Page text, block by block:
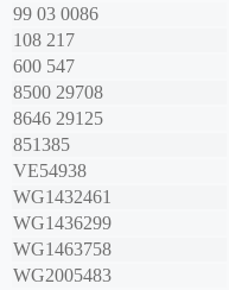
99 03 0086
108 217
600 547
8500 29708
8646 29125
851385
VE54938
WG1432461
WG1436299
WG1463758
WG2005483